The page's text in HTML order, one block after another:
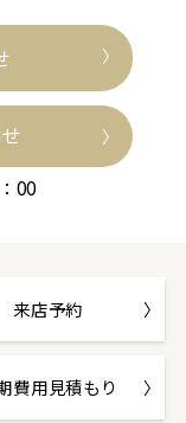
00
来店予約
費用見積もり